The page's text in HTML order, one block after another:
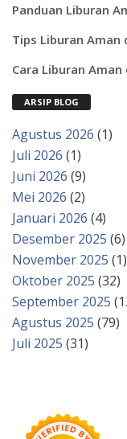
Panduan Liburan
Tips Liburan Aman
Cara Liburan
ARSIP BLOG
Agustus 2026 (1)
Juli 2026 (1)
Juni 2026 (9)
Mei 2026 (2)
Januari 2026 (4)
Desember 2025 (6)
November 2025 (1)
Oktober 2025 (32)
September 2025
Agustus 2025 (79)
Juli 2025 (31)